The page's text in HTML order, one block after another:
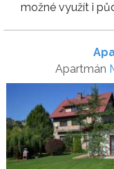
možné využít i
Apartmán